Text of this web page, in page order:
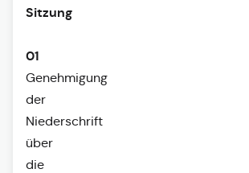
Sitzung
01
Genehmigung
der
Niederschrift
über
die